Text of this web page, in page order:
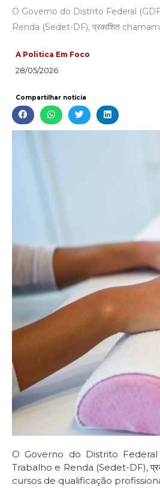
O Governo do Distrito Federal
Renda (Sedet-DF), प्रकाशित
A Politica Em Foco
28/05/2026
Compartilhar notícia
O Governo do Distrito
Trabalho e Renda (Sedet-DF),
cursos de qualificação